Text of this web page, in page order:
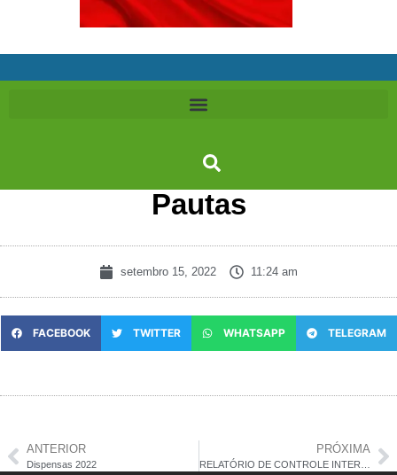
Pautas
setembro 15, 2022 11:24 am
FACEBOOK TWITTER WHATSAPP TELEGRAM
ANTERIOR
Dispensas 2022
PRÓXIMA